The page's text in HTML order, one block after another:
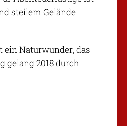
steilem Gelände
ein Naturwunder, das
gelang 2018 durch